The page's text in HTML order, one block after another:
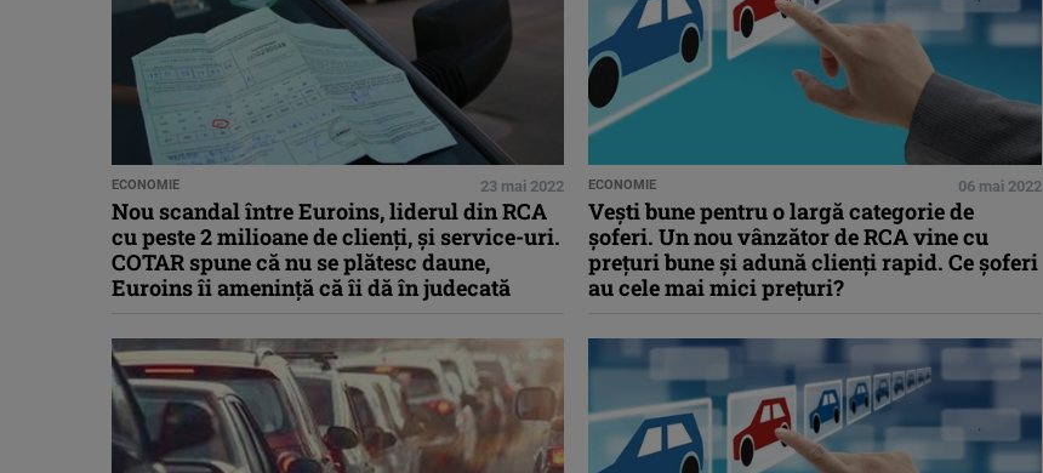
ECONOMIE 23 mai 2022
Nou scandal între Euroins, liderul din RCA
cu peste 2 milioane de clienți, și service-uri.
COTAR spune că nu se plătesc daune,
Euroins îi amenință că îi dă în judecată
ECONOMIE 06 mai 2022
Vești bune pentru o largă categorie de
șoferi. Un nou vânzător de RCA vine cu
prețuri bune și adună clienți rapid. Ce șoferi
au cele mai mici prețuri?